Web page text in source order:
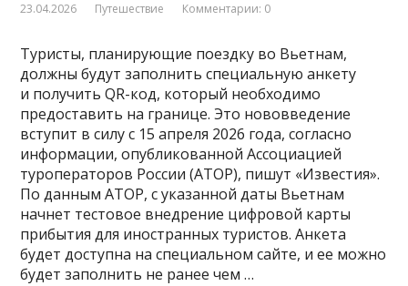
23.04.2026 Путешествие Комментарии: 0
Туристы, планирующие поездку во Вьетнам,
должны будут заполнить специальную анкету
и получить QR-код, который необходимо
предоставить на границе. Это нововведение
вступит в силу с 15 апреля 2026 года, согласно
информации, опубликованной Ассоциацией
туроператоров России (АТОР), пишут «Известия».
По данным АТОР, с указанной даты Вьетнам
начнет тестовое внедрение цифровой карты
прибытия для иностранных туристов. Анкета
будет доступна на специальном сайте, и ее можно
будет заполнить не ранее чем …